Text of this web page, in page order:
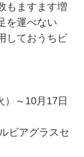
もますます増
を運べない
しておうちビ
）～10月17日
ビアグラスセ